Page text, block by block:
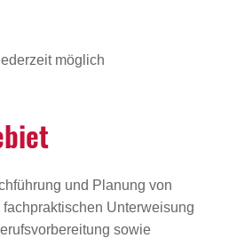
möglich
und Planung von
Unterweisung
sowie